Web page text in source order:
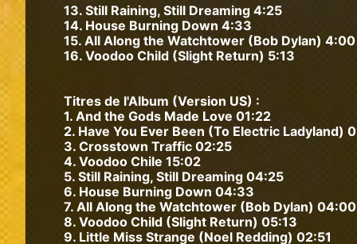
13. Still Raining, Still Dreaming 4:25
14. House Burning Down 4:33
15. All Along the Watchtower (Bob Dylan) 4:00
16. Voodoo Child (Slight Return) 5:13
Titres de l'Album (Version US) :
1. And the Gods Made Love 01:22
2. Have You Ever Been (To Electric Ladyland)
3. Crosstown Traffic 02:25
4. Voodoo Chile 15:02
5. Still Raining, Still Dreaming 04:25
6. House Burning Down 04:33
7. All Along the Watchtower (Bob Dylan) 04:00
8. Voodoo Child (Slight Return) 05:13
9. Little Miss Strange (Noel Redding) 02:51